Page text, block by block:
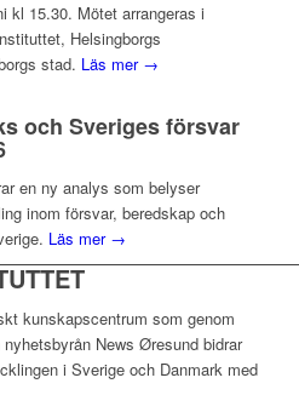
kl 15.30. Mötet arrangeras i
Helsingborgs
stad. Läs mer →
och Sveriges försvar
en ny analys som belyser
inom försvar, beredskap och
Läs mer →
kunskapscentrum som genom
News Øresund bidrar
i Sverige och Danmark med